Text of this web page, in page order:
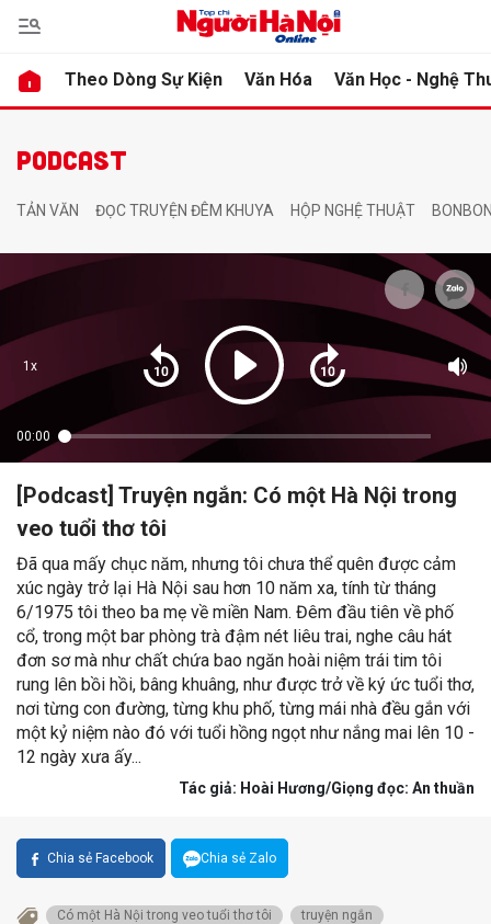
Theo Dòng Sự Kiện Văn Hóa Văn Học - Nghệ
PODCAST
TẢN VĂN ĐỌC TRUYỆN ĐÊM KHUYA HỘP NGHỆ THUẬT
1x
00:00
[Podcast] Truyện ngắn: Có một Hà Nội trong
veo tuổi thơ tôi
Đã qua mấy chục năm, nhưng tôi chưa thể quên được cảm
xúc ngày trở lại Hà Nội sau hơn 10 năm xa, tính từ tháng
6/1975 tôi theo ba mẹ về miền Nam. Đêm đầu tiên về phố
cổ, trong một bar phòng trà đậm nét liêu trai, nghe câu hát
đơn sơ mà như chất chứa bao ngăn hoài niệm trái tim tôi
rung lên bồi hồi, bâng khuâng, như được trở về ký ức tuổi thơ,
nơi từng con đường, từng khu phố, từng mái nhà đều gắn với
một kỷ niệm nào đó với tuổi hồng ngọt như nắng mai lên 10 -
12 ngày xưa ấy...
Tác giả: Hoài Hương/Giọng đọc: An thuần
Chia sẻ Facebook Chia sẻ Zalo
Có một Hà Nội trong veo tuổi thơ tôi
truyện ngắn
luận
luận